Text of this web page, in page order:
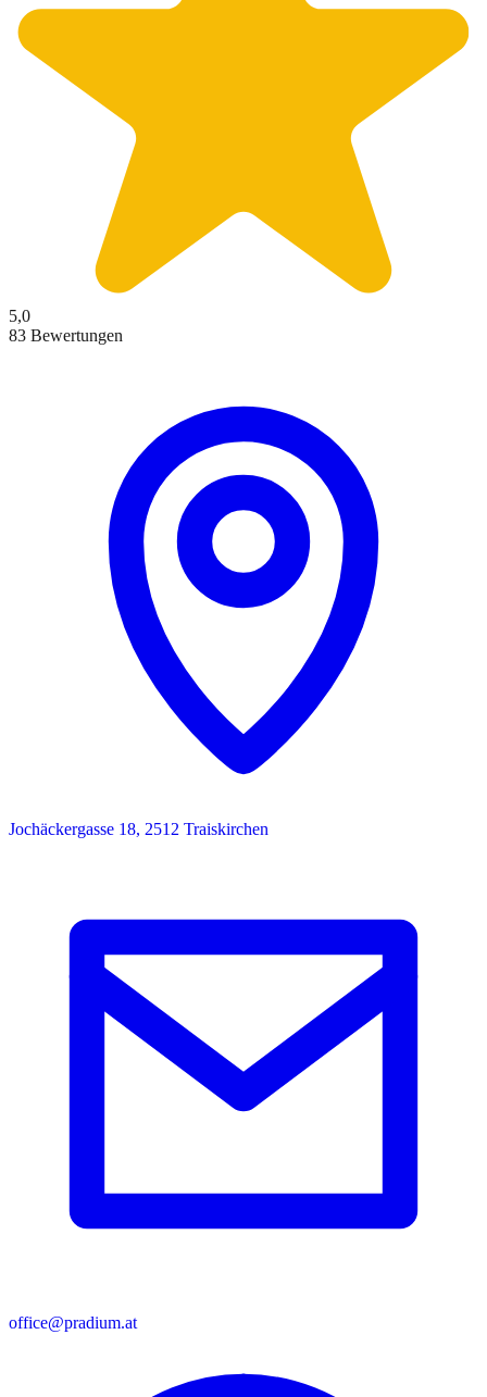
5,0
83 Bewertungen
Jochäckergasse 18, 2512 Traiskirchen
office@pradium.at